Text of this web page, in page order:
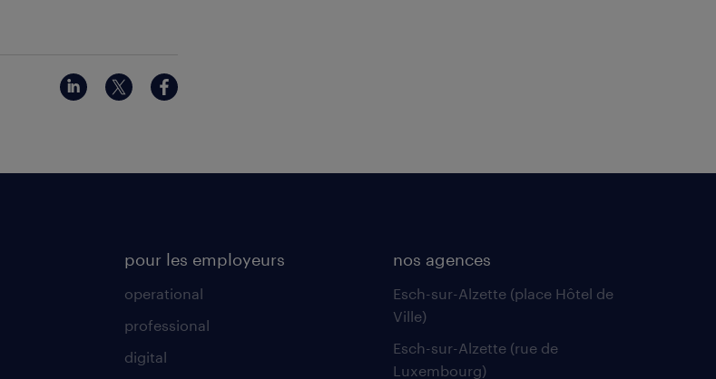
pour les employeurs
operational
professional
digital
nos agences
Esch-sur-Alzette (place Hôtel de
Ville)
Esch-sur-Alzette (rue de
Luxembourg)